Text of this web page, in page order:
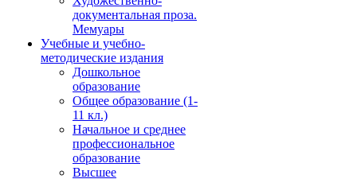
документальная проза.
Мемуары
Учебные и учебно-
методические издания
Дошкольное
образование
Общее образование (1-
11 кл.)
Начальное и среднее
профессиональное
образование
Высшее